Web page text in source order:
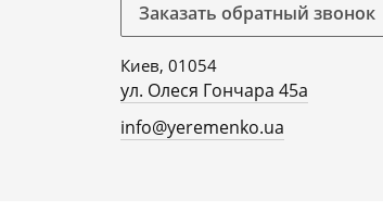
Заказать обратный звонок
Киев, 01054
ул. Олеся Гончара 45а
info@yeremenko.ua